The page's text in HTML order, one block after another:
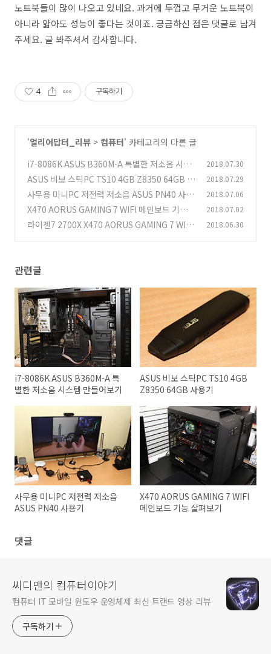
노트북들이 많이 나오고 있네요. 과거에 두껍고 무거운 노트북이
아니라 얇아도 성능이 좋다는 것이죠. 궁금하신 점은 댓글로 남겨
주세요. 글 봐주셔서 감사합니다.
4 구독하기
'얼리어답터_리뷰 > 컴퓨터' 카테고리의 다른 글
i7-8086K ASUS B360M-A 특별한 저소음 시스
템 만들어보기
(1)
2018.07.30
ASUS 비보 스틱PC TS10 4GB Z8350 64GB 사
용기
(4)
2018.07.29
사무용 미니PC 저전력 저소음 ASUS PN40 사용
기 (13)
2018.07.06
X470 AORUS GAMING 7 WIFI 메인보드 기능
살펴보기
(3)
2018.07.02
라이젠7 2700X X470 AORUS GAMING 7 WIFI
2018.06.30
관련글
i7-8086K ASUS B360M-A 특
별한 저소음 시스템 만들어보기
ASUS 비보 스틱PC TS10 4GB
Z8350 64GB 사용기
사무용 미니PC 저전력 저소음
ASUS PN40 사용기
X470 AORUS GAMING 7 WIFI
메인보드 기능 살펴보기
댓글
씨디맨의 컴퓨터이야기
컴퓨터 IT 모바일 윈도우 운영체제 최신 트랜드 영상 리뷰
구독하기